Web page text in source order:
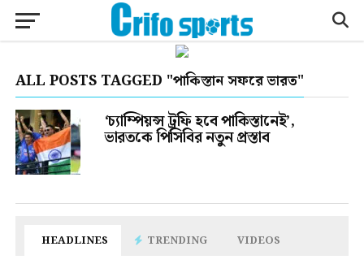
ALL POSTS TAGGED "পাকিস্তান সফরে ভারত"
‘চ্যাম্পিয়ন্স ট্রফি হবে পাকিস্তানেই’,
ভারতকে পিসিবির নতুন প্রস্তাব
HEADLINES TRENDING VIDEOS